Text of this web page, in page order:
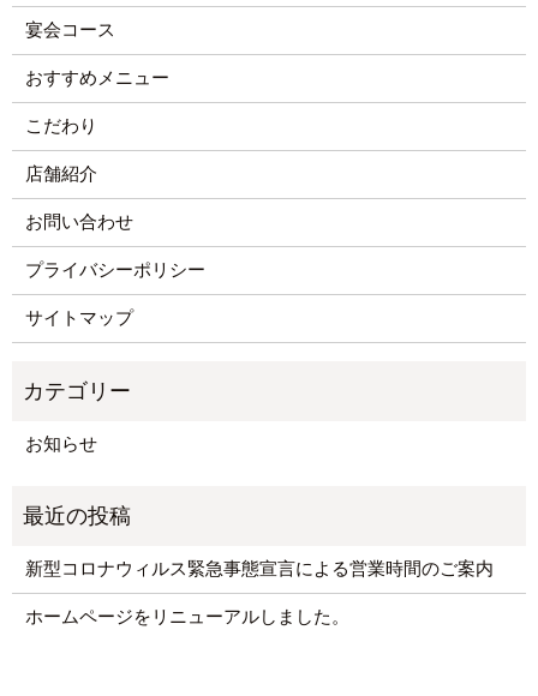
宴会コース
おすすめメニュー
こだわり
店舗紹介
お問い合わせ
プライバシーポリシー
サイトマップ
お知らせ
新型コロナウィルス緊急事態宣言による営業時間のご案内
ホームページをリニューアルしました。